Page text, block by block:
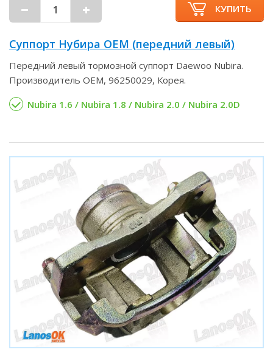
КУПИТЬ
Суппорт Нубира OEM (передний левый)
Передний левый тормозной суппорт Daewoo Nubira.
Производитель OEM, 96250029, Корея.
Nubira 1.6 / Nubira 1.8 / Nubira 2.0 / Nubira 2.0D